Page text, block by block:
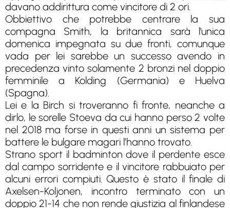
davano addirittura come vincitore di 2 ori.
Obbiettivo che potrebbe centrare la sua
compagna Smith, la britannica sarà l’unica
domenica impegnata su due fronti, comunque
vada per lei sarebbe un successo avendo in
precedenza vinto solamente 2 bronzi nel doppio
femminile a Kolding (Germania) e Huelva
(Spagna).
Lei e la Birch si troveranno fi fronte, neanche a
dirlo, le sorelle Stoeva da cui hanno perso 2 volte
nel 2018 ma forse in questi anni un sistema per
battere le bulgare magari l’hanno trovato.
Strano sport il badminton dove il perdente esce
dal campo sorridente e il vincitore rabbuiato per
alcuni errori compiuti. Questo è stato il finale di
Axelsen-Koljonen, incontro terminato con un
doppio 21-14 che non rende giustizia al finlandese